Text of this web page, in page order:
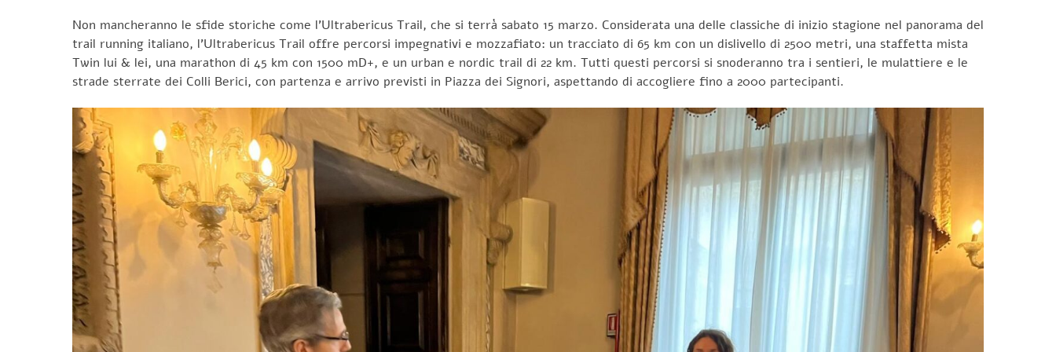
Non mancheranno le sfide storiche come l’Ultrabericus Trail, che si terrà sabato 15 marzo. Considerata una delle classiche di inizio stagione nel panorama del
trail running italiano, l’Ultrabericus Trail offre percorsi impegnativi e mozzafiato: un tracciato di 65 km con un dislivello di 2500 metri, una staffetta mista
Twin lui & lei, una marathon di 45 km con 1500 mD+, e un urban e nordic trail di 22 km. Tutti questi percorsi si snoderanno tra i sentieri, le mulattiere e le
strade sterrate dei Colli Berici, con partenza e arrivo previsti in Piazza dei Signori, aspettando di accogliere fino a 2000 partecipanti.